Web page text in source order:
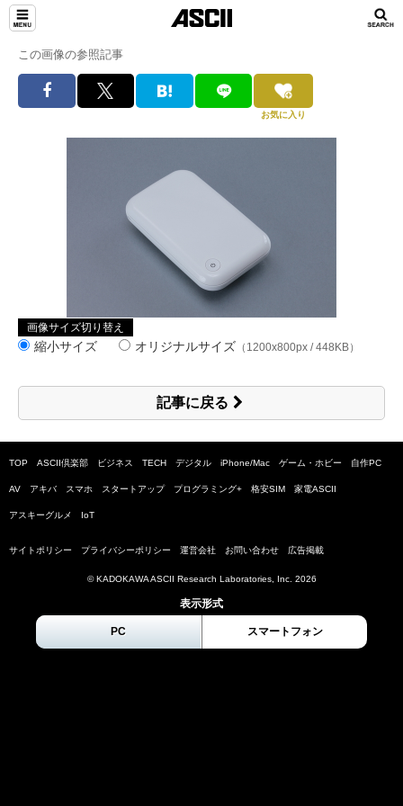
この画像の参照記事
お気に入り
画像サイズ切り替え
縮小サイズ オリジナルサイズ （1200x800px / 448KB）
記事に戻る
TOP ASCII倶楽部 ビジネス TECH デジタル iPhone/Mac ゲーム・ホビー 自作PC
AV アキバ スマホ スタートアップ プログラミング+ 格安SIM 家電ASCII
アスキーグルメ IoT
サイトポリシー プライバシーポリシー 運営会社 お問い合わせ 広告掲載
© KADOKAWA ASCII Research Laboratories, Inc. 2026
表示形式
PC スマートフォン